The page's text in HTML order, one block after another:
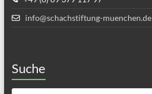
info@schachstiftung-muenchen.de
Suche